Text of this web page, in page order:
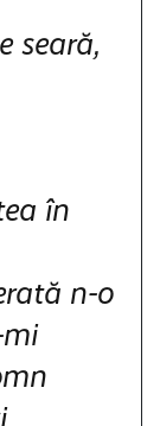
seară,
în
n-o